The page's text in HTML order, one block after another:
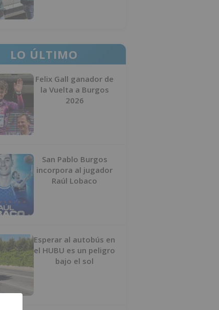
LO ÚLTIMO
Felix Gall ganador de
la Vuelta a Burgos
2026
San Pablo Burgos
incorpora al jugador
Raúl Lobaco
Esperar al autobús en
el HUBU es un peligro
bajo el sol